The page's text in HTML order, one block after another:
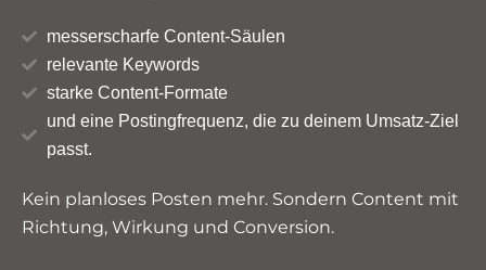
messerscharfe Content-Säulen
relevante Keywords
starke Content-Formate
und eine Postingfrequenz, die zu deinem Umsatz-Ziel
passt.
Kein planloses Posten mehr. Sondern Content mit
Richtung, Wirkung und Conversion.